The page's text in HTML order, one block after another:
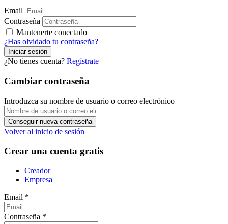
Email
Contraseña
Mantenerte conectado
¿Has olvidado tu contraseña?
¿No tienes cuenta? Regístrate
Cambiar contraseña
Introduzca su nombre de usuario o correo electrónico
Volver al inicio de sesión
Crear una cuenta gratis
Creador
Empresa
Email *
Contraseña *